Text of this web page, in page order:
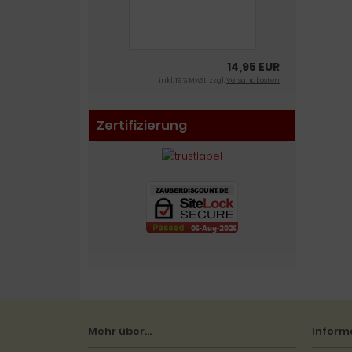
14,95 EUR
inkl. 19 % MwSt. zzgl.Versandkosten
Zertifizierung
Mehr über...